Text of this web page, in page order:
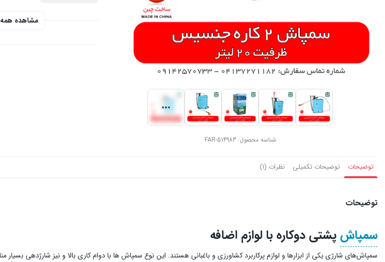
شناسه محصول:FAR-514983
مشاهده
توضیحات توضیحات تکمیلی نظرات (1)
توضیحات
سمپاش پشتی دوکاره با لوازم اضافه
سمپاش‌های شارژی یکی از ابزارها و لوازم پرکاربرد کشاورزی و باغبانی هستند. این نوع سمپاش ها با دوام کاری بالا و نیز شارژدهی بسیار